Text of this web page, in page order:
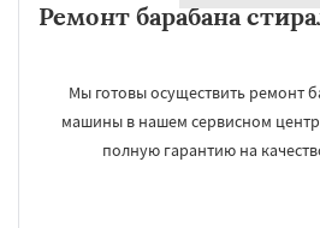
Ремонт барабана
Мы готовы осуществить ремонт
машины в нашем сервисном
полную гарантию на